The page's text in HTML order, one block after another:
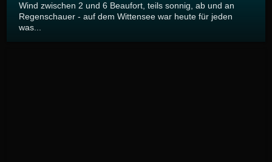
Wind zwischen 2 und 6 Beaufort, teils sonnig, ab und an
Regenschauer - auf dem Wittensee war heute für jeden
was...